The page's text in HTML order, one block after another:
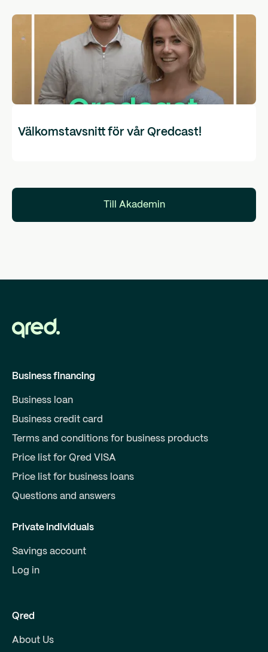
Välkomstavsnitt för vår Qredcast!
Till Akademin
Business financing
Business loan
Business credit card
Terms and conditions for business products
Price list for Qred VISA
Price list for business loans
Questions and answers
Private individuals
Savings account
Log in
Qred
About Us